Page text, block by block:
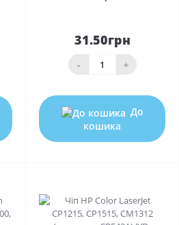
31.50грн
- +
До
кошика